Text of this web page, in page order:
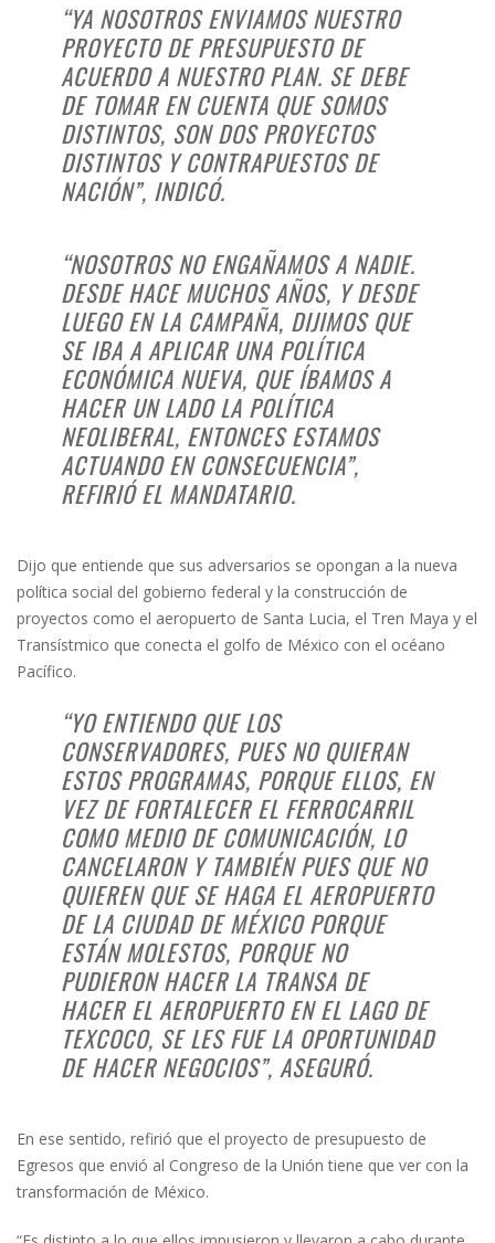
“YA NOSOTROS ENVIAMOS NUESTRO
PROYECTO DE PRESUPUESTO DE
ACUERDO A NUESTRO PLAN. SE DEBE
DE TOMAR EN CUENTA QUE SOMOS
DISTINTOS, SON DOS PROYECTOS
DISTINTOS Y CONTRAPUESTOS DE
NACIÓN”, INDICÓ.
“NOSOTROS NO ENGAÑAMOS A NADIE.
DESDE HACE MUCHOS AÑOS, Y DESDE
LUEGO EN LA CAMPAÑA, DIJIMOS QUE
SE IBA A APLICAR UNA POLÍTICA
ECONÓMICA NUEVA, QUE ÍBAMOS A
HACER UN LADO LA POLÍTICA
NEOLIBERAL, ENTONCES ESTAMOS
ACTUANDO EN CONSECUENCIA”,
REFIRIÓ EL MANDATARIO.
Dijo que entiende que sus adversarios se opongan a la nueva
política social del gobierno federal y la construcción de
proyectos como el aeropuerto de Santa Lucia, el Tren Maya y el
Transístmico que conecta el golfo de México con el océano
Pacífico.
“YO ENTIENDO QUE LOS
CONSERVADORES, PUES NO QUIERAN
ESTOS PROGRAMAS, PORQUE ELLOS, EN
VEZ DE FORTALECER EL FERROCARRIL
COMO MEDIO DE COMUNICACIÓN, LO
CANCELARON Y TAMBIÉN PUES QUE NO
QUIEREN QUE SE HAGA EL AEROPUERTO
DE LA CIUDAD DE MÉXICO PORQUE
ESTÁN MOLESTOS, PORQUE NO
PUDIERON HACER LA TRANSA DE
HACER EL AEROPUERTO EN EL LAGO DE
TEXCOCO, SE LES FUE LA OPORTUNIDAD
DE HACER NEGOCIOS”, ASEGURÓ.
En ese sentido, refirió que el proyecto de presupuesto de
Egresos que envió al Congreso de la Unión tiene que ver con la
transformación de México.